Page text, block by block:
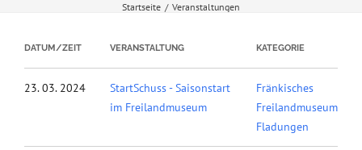
Startseite / Veranstaltungen
DATUM/ZEIT VERANSTALTUNG KATEGORIE
23. 03. 2024
StartSchuss - Saisonstart
im Freilandmuseum
Fränkisches
Freilandmuseum
Fladungen